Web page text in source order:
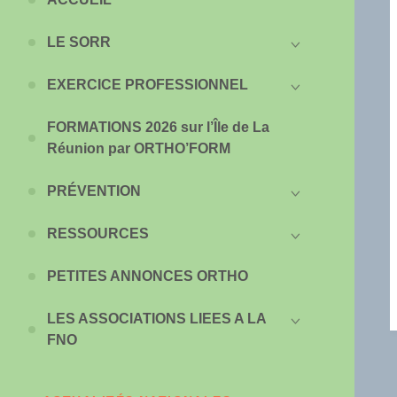
LE SORR
EXERCICE PROFESSIONNEL
FORMATIONS 2026 sur l’Île de La
Réunion par ORTHO’FORM
PRÉVENTION
RESSOURCES
PETITES ANNONCES ORTHO
LES ASSOCIATIONS LIEES A LA
FNO